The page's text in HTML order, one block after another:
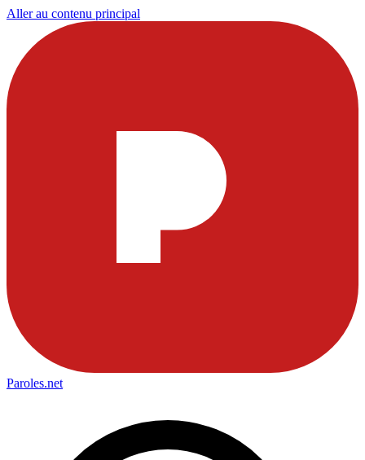
Aller au contenu principal
Paroles.net